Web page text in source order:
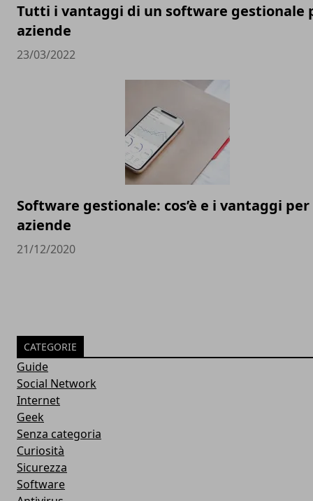
Tutti i vantaggi di un software gestionale
aziende
23/03/2022
Software gestionale: cos’è e i vantaggi per
aziende
21/12/2020
CATEGORIE
Guide
Social Network
Internet
Geek
Senza categoria
Curiosità
Sicurezza
Software